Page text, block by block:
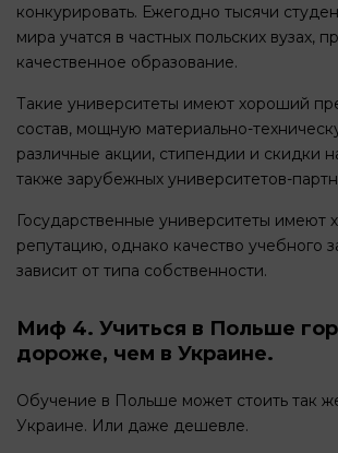
конкурировать. Ежегодно тысячи
мира учатся в частных польских вузах,
качественное образование.
Такие университеты имеют хороший
состав, мощную материально-
различные акции, стипендии и скидки
также зарубежных университетов-
Государственные университеты имеют
репутацию, однако качество учебного
зависит от типа собственности.
Миф 4. Учиться в Польше
дороже, чем в Украине.
Обучение в Польше может стоить так
Украине. Или даже дешевле.